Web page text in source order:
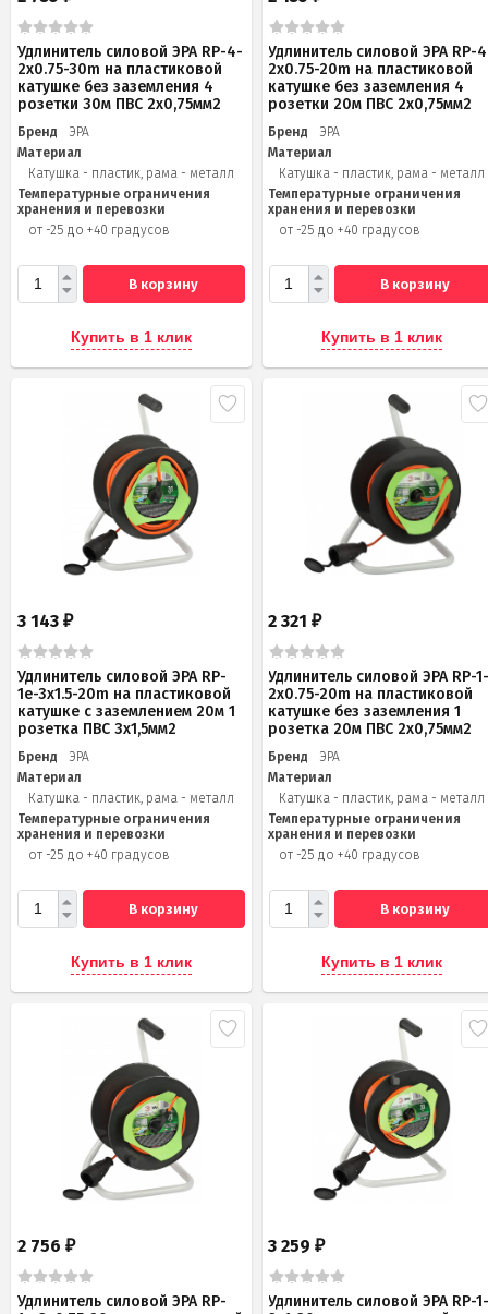
Удлинитель силовой ЭРА RP-4-
2x0.75-30m на пластиковой
катушке без заземления 4
розетки 30м ПВС 2х0,75мм2
Бренд
ЭРА
Материал
Катушка - пластик, рама - металл
Температурные ограничения
хранения и перевозки
от -25 до +40 градусов
В корзину
Купить в 1 клик
Удлинитель силовой ЭРА RP-
2x0.75-20m на пластиковой
катушке без заземления 4
розетки 20м ПВС 2х0,75мм2
Бренд
ЭРА
Материал
Катушка - пластик, рама - металл
Температурные ограничения
хранения и перевозки
от -25 до +40 градусов
В корзину
Купить в 1 клик
3 143 ₽
Удлинитель силовой ЭРА RP-
1e-3x1.5-20m на пластиковой
катушке c заземлением 20м 1
розетка ПВС 3х1,5мм2
Бренд
ЭРА
Материал
Катушка - пластик, рама - металл
Температурные ограничения
хранения и перевозки
от -25 до +40 градусов
В корзину
Купить в 1 клик
2 321₽
Удлинитель силовой ЭРА RP-
2x0.75-20m на пластиковой
катушке без заземления 1
розетка 20м ПВС 2х0,75мм2
Бренд
ЭРА
Материал
Катушка - пластик, рама - металл
Температурные ограничения
хранения и перевозки
от -25 до +40 градусов
В корзину
Купить в 1 клик
2 756 ₽
Удлинитель силовой ЭРА RP-
3 259₽
Удлинитель силовой ЭРА RP-